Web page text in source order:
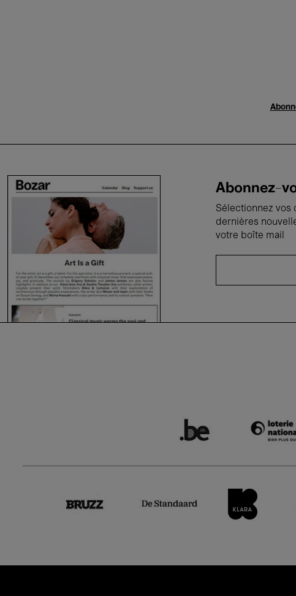
Abonnez-
Sélectionnez vos
dernières
votre boîte mail